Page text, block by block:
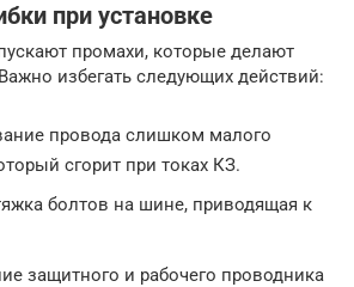
при установке
промахи, которые делают
избегать следующих действий:
провода слишком малого
сгорит при токах КЗ.
болтов на шине, приводящая к
защитного и рабочего проводника